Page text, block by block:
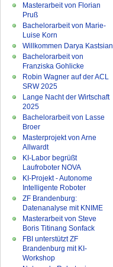
Masterarbeit von Florian
Pruß
Bachelorarbeit von Marie-
Luise Korn
Willkommen Darya Kastsian
Bachelorarbeit von
Franziska Gohlicke
Robin Wagner auf der ACL
SRW 2025
Lange Nacht der Wirtschaft
2025
Bachelorarbeit von Lasse
Broer
Masterprojekt von Arne
Allwardt
KI-Labor begrüßt
Laufroboter NOVA
KI-Projekt - Autonome
Intelligente Roboter
ZF Brandenburg:
Datenanalyse mit KNIME
Masterarbeit von Steve
Boris Titinang Sonfack
FBI unterstützt ZF
Brandenburg mit KI-
Workshop